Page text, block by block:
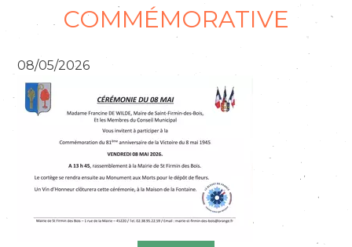
COMMÉMORATIVE
08/05/2026